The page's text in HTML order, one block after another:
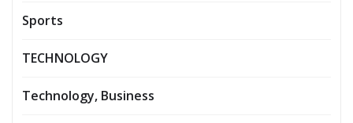
Sports
TECHNOLOGY
Technology, Business